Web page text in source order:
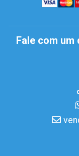
Fale com